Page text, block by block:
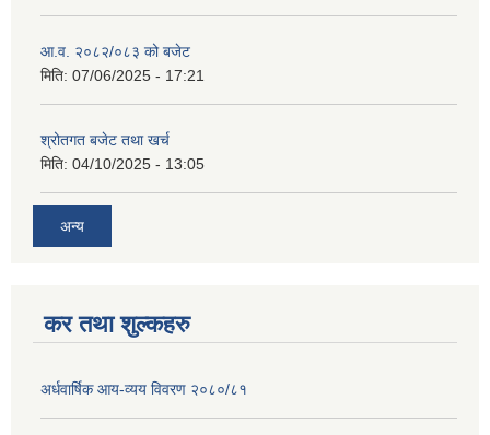
आ.व. २०८२/०८३ को बजेट
मिति: 07/06/2025 - 17:21
श्रोतगत बजेट तथा खर्च
मिति: 04/10/2025 - 13:05
अन्य
कर तथा शुल्कहरु
अर्धवार्षिक आय-व्यय विवरण २०८०/८१